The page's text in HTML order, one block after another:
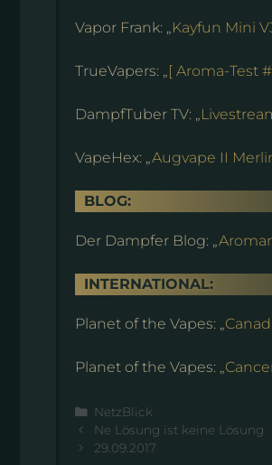
Vapor Frank: „ Kayfun Mini
TrueVapers: „ [ Aroma-Test
DampfTuber TV: „
VapeHex: „ Augvape II
BLOG:
Der Dampfer Blog: „
INTERNATIONAL:
Planet of the Vapes: „
Planet of the Vapes: „
Kategorien
NetzBlick
Ne Lösung ist keine Lösung
29.09.2017